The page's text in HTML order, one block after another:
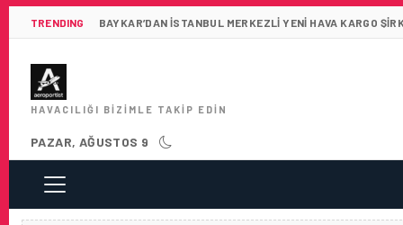
TRENDING BAYKAR’DAN İSTANBUL MERKEZLI YENI HAVA KARGO
HAVACILIĞI BIZIMLE TAKIP EDIN
PAZAR, AĞUSTOS 9